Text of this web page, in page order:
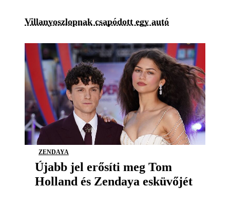
Villanyoszlopnak csapódott egy autó
ZENDAYA
Újabb jel erősíti meg Tom
Holland és Zendaya esküvőjét